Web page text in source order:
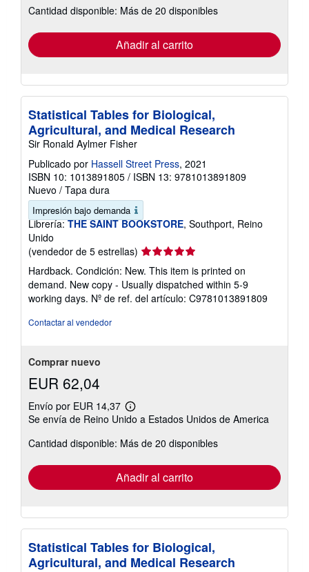
las
envío
Cantidad disponible: Más de 20 disponibles
Añadir al carrito
Statistical Tables for Biological,
Agricultural, and Medical Research
Sir Ronald Aylmer Fisher
Publicado por Hassell Street Press, 2021
ISBN 10: 1013891805 / ISBN 13: 9781013891809
Nuevo / Tapa dura
Impresión bajo demanda
Librería: THE SAINT BOOKSTORE, Southport, Reino
Unido
(vendedor de 5 estrellas) Calificación
del
vendedor:
5
de
Hardback. Condición: New. This item is printed on
demand. New copy - Usually dispatched within 5-9
working days. Nº de ref. del artículo: C9781013891809
Contactar al vendedor
Comprar nuevo
EUR 62,04
Envío por EUR 14,37
Más
información
las
envío
Se envía de Reino Unido a Estados Unidos de America
Cantidad disponible: Más de 20 disponibles
Añadir al carrito
Statistical Tables for Biological,
Agricultural, and Medical Research